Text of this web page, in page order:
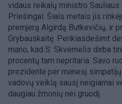
vidaus reikalų ministro
Priešingai. Šiais metais jis
premjerą Algirdą Butkevičių, ir
Grybauskaitę. Penkiasdešimt
mano, kad S. Skvernelis dirba
procentų tam nepritaria. Savo
prezidentė per mėnesį
vadovų veiklą sausį neigiamai
daugiau žmonių nei gruodį.